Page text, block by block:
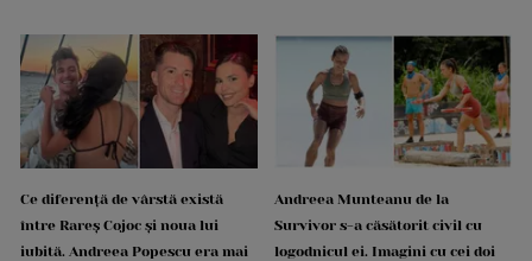
Ce diferență de vârstă există
între Rareș Cojoc și noua lui
iubită. Andreea Popescu era mai
Andreea Munteanu de la
Survivor s-a căsătorit civil cu
logodnicul ei. Imagini cu cei doi